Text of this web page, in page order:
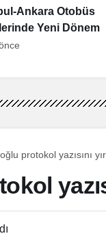
Ankara Otobüs
Yeni Dönem
protokol yazısını